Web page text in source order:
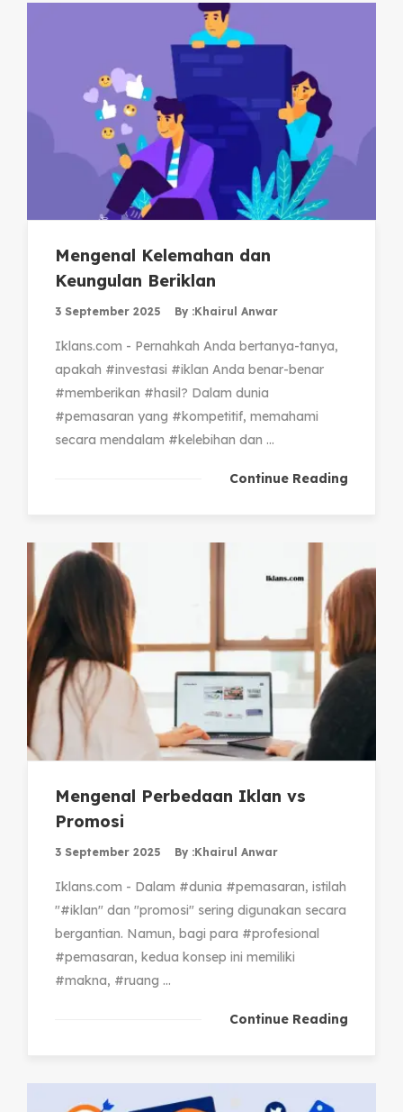
Mengenal Kelemahan dan
Keungulan Beriklan
3 September 2025 By :Khairul Anwar
Iklans.com - Pernahkah Anda bertanya-tanya,
apakah #investasi #iklan Anda benar-benar
#memberikan #hasil? Dalam dunia
#pemasaran yang #kompetitif, memahami
secara mendalam #kelebihan dan ...
Continue Reading
Mengenal Perbedaan Iklan vs
Promosi
3 September 2025 By :Khairul Anwar
Iklans.com - Dalam #dunia #pemasaran, istilah
"#iklan" dan "promosi" sering digunakan secara
bergantian. Namun, bagi para #profesional
#pemasaran, kedua konsep ini memiliki
#makna, #ruang ...
Continue Reading